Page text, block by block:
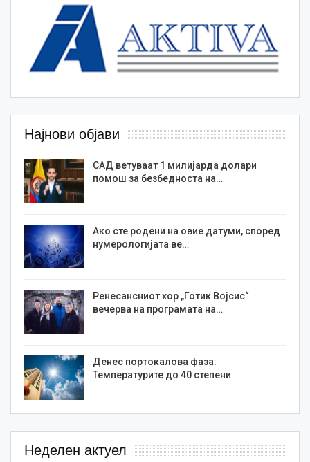
Најнови објави
САД ветуваат 1 милијарда долари
помош за безбедноста на…
Ако сте родени на овие датуми, според
нумерологијата ве…
Ренесансниот хор „Готик Војсис“
вечерва на програмата на…
Денес портокалова фаза:
Температурите до 40 степени
Неделен актуел